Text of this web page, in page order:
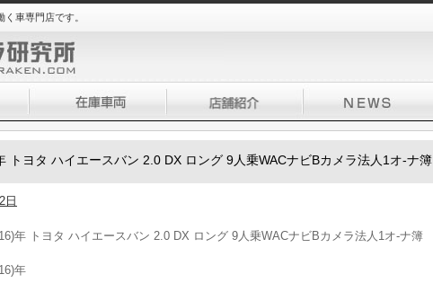
車専門店です。
トヨタ ハイエースバン 2.0 DX ロング 9人乗WACナビBカメラ法人1オ-ナ簿
日
年 トヨタ ハイエースバン 2.0 DX ロング 9人乗WACナビBカメラ法人1オ-ナ簿
年